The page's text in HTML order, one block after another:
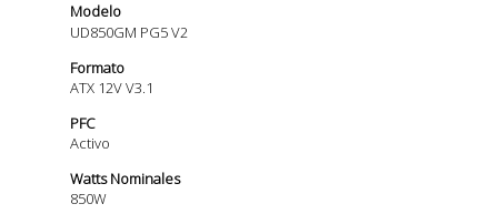
Modelo
UD850GM PG5 V2
Formato
ATX 12V V3.1
PFC
Activo
Watts Nominales
850W